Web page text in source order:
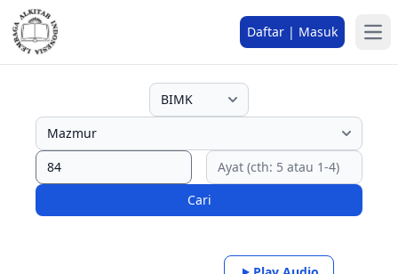
Daftar | Masuk
Cari